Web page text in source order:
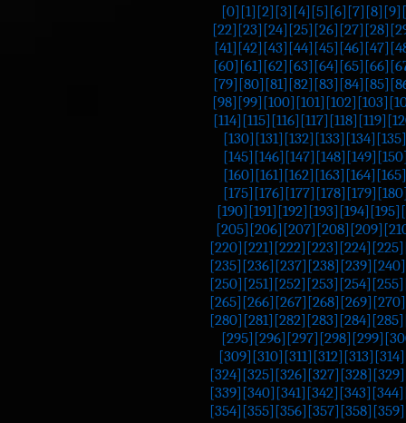
[0] [1] [2] [3] [4] [5] [6] [7] [8] [9]
[22] [23] [24] [25] [26] [27] [28]
[41] [42] [43] [44] [45] [46] [47]
[60] [61] [62] [63] [64] [65] [66]
[79] [80] [81] [82] [83] [84] [85]
[98] [99] [100] [101] [102] [103]
[114] [115] [116] [117] [118] [119]
[130] [131] [132] [133] [134] [135]
[145] [146] [147] [148] [149]
[160] [161] [162] [163] [164] [165]
[175] [176] [177] [178] [179]
[190] [191] [192] [193] [194] [195]
[205] [206] [207] [208] [209]
[220] [221] [222] [223] [224] [225]
[235] [236] [237] [238] [239] [240]
[250] [251] [252] [253] [254] [255]
[265] [266] [267] [268] [269] [270]
[280] [281] [282] [283] [284] [285]
[295] [296] [297] [298] [299]
[309] [310] [311] [312] [313] [314]
[324] [325] [326] [327] [328] [329]
[339] [340] [341] [342] [343] [344]
[354] [355] [356] [357] [358] [359]